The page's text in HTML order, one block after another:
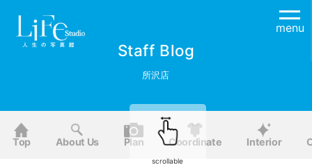
menu
Staff Blog
所沢店
Top About Us Plan Coordinate Interior